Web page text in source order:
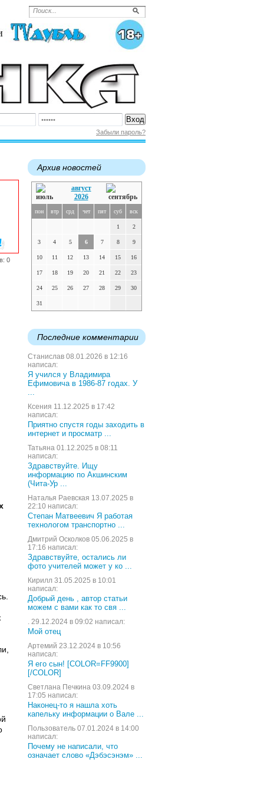
Забыли пароль?
0
Архив новостей
август
2026
пон втр срд чет пят суб вск
1 2
3 4 5 6 7 8 9
10 11 12 13 14 15 16
17 18 19 20 21 22 23
24 25 26 27 28 29 30
31
Последние комментарии
Станислав 08.01.2026 в 12:16
написал:
Я учился у Владимира
Ефимовича в 1986-87 годах. У
...
Ксения 11.12.2025 в 17:42
написал:
Приятно спустя годы заходить в
интернет и просматр ...
Татьяна 01.12.2025 в 08:11
написал:
Здравствуйте. Ищу
информацию по Акшинским
(Чита-Ур ...
Наталья Раевская 13.07.2025 в
22:10 написал:
Степан Матвеевич Я работая
технологом транспортно ...
Дмитрий Осколков 05.06.2025 в
17:16 написал:
Здравствуйте, остались ли
фото учителей может у ко ...
Кирилл 31.05.2025 в 10:01
написал:
Добрый день , автор статьи
можем с вами как то свя ...
. 29.12.2024 в 09:02 написал:
Мой отец
Артемий 23.12.2024 в 10:56
написал:
Я его сын! [COLOR=FF9900]
[/COLOR]
Светлана Печкина 03.09.2024 в
17:05 написал:
Наконец-то я нашла хоть
капельку информации о Вале ...
Пользователь 07.01.2024 в 14:00
написал:
Почему не написали, что
означает слово «Дэбэсэнэм» ...